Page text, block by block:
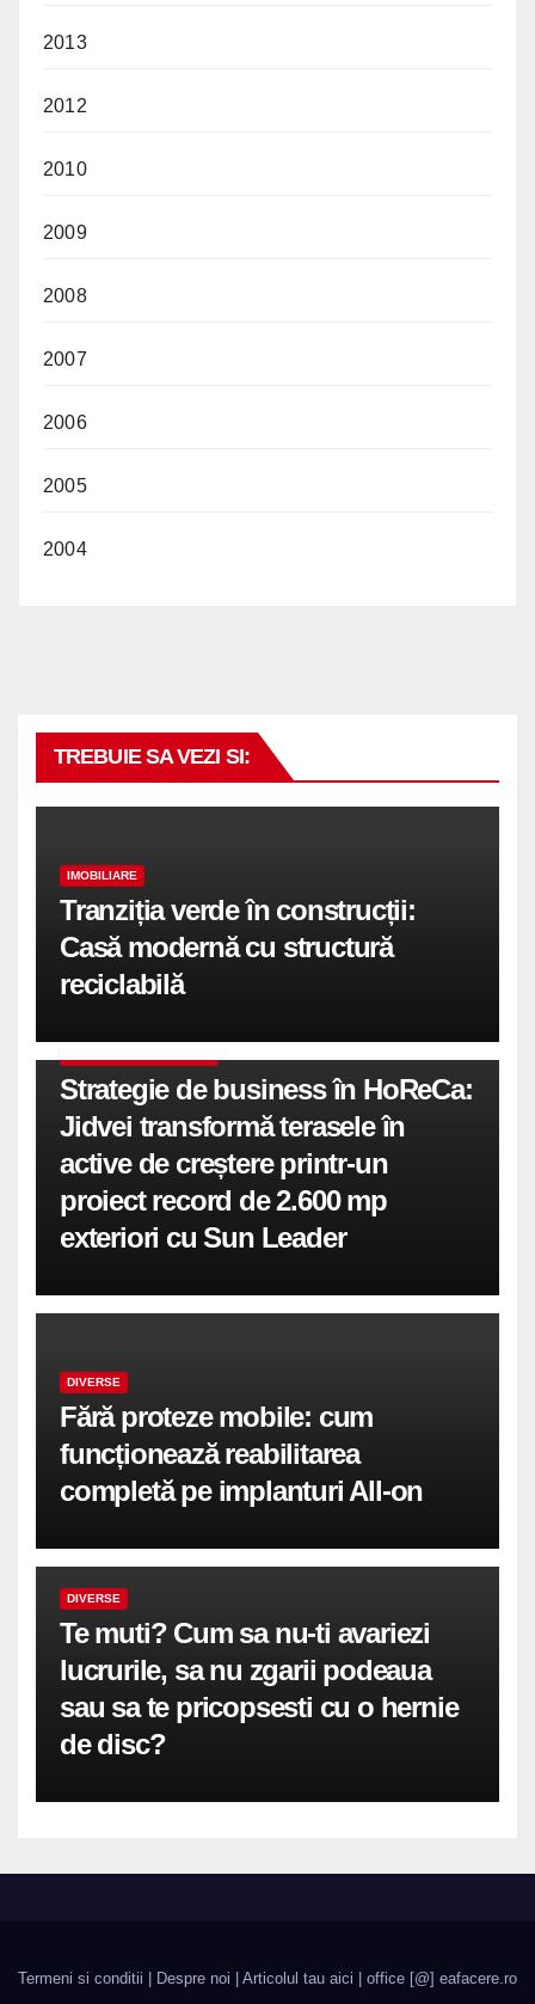
2013
2012
2010
2009
2008
2007
2006
2005
2004
TREBUIE SA VEZI SI:
IMOBILIARE
Tranziția verde în construcții:
Casă modernă cu structură
reciclabilă
Strategie de business în HoReCa:
Jidvei transformă terasele în
active de creștere printr-un
proiect record de 2.600 mp
exteriori cu Sun Leader
DIVERSE
Fără proteze mobile: cum
funcționează reabilitarea
completă pe implanturi All-on
DIVERSE
Te muti? Cum sa nu-ti avariezi
lucrurile, sa nu zgarii podeaua
sau sa te pricopsesti cu o hernie
de disc?
Termeni si conditii Despre noi Articolul tau aici | office [@] eafacere.ro